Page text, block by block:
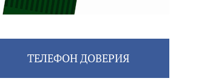
ТЕЛЕФОН ДОВЕРИЯ